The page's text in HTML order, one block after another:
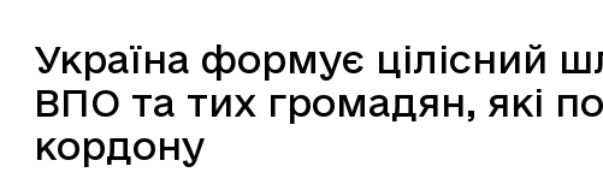
Україна формує цілісний
ВПО та тих громадян, які
кордону